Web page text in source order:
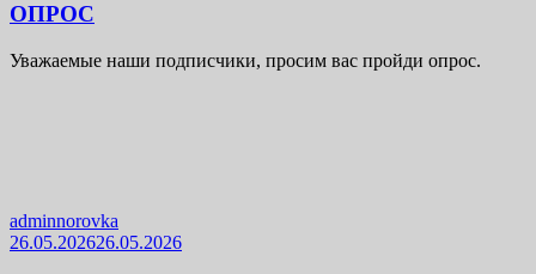
ОПРОС
Уважаемые наши подписчики, просим вас пройди опрос.
adminnorovka
26.05.202626.05.2026